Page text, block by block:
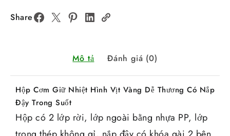
Share
Mô tả Đánh giá (0)
Hộp Cơm Giữ Nhiệt Hình Vịt Vàng Dễ Thương Có Nắp
Đậy Trong Suốt
Hộp có 2 lớp rời, lớp ngoài bằng nhựa PP, lớp